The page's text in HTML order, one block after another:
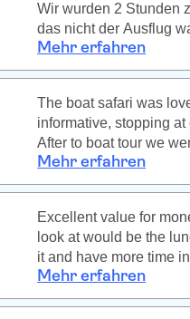
Wir wurden 2 Stunden
das nicht der Ausflug
Mehr erfahren
The boat safari was
informative, stopping
After to boat tour we
Galle. Would have
wonder around the
day, we were they only
who were very rude.
Mehr erfahren
Excellent value for
look at would be the
it and have more time
Mehr erfahren